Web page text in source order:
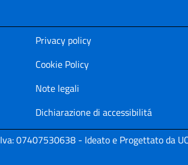
Privacy policy
Cookie Policy
Note legali
Dichiarazione di accessibilitá
07407530638 - Ideato e Progettato da